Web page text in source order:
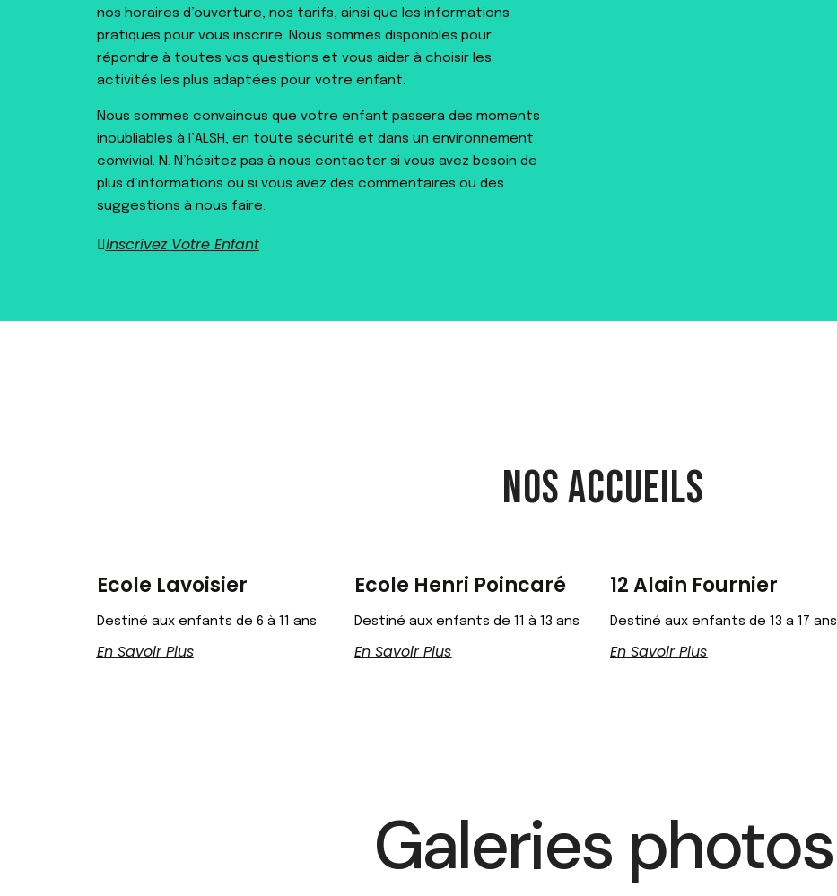
nos horaires d’ouverture, nos tarifs, ainsi que les informations
pratiques pour vous inscrire. Nous sommes disponibles pour
répondre à toutes vos questions et vous aider à choisir les
activités les plus adaptées pour votre enfant.
Nous sommes convaincus que votre enfant passera des moments
inoubliables à l’ALSH, en toute sécurité et dans un environnement
convivial. N. N’hésitez pas à nous contacter si vous avez besoin de
plus d’informations ou si vous avez des commentaires ou des
suggestions à nous faire.
Inscrivez Votre Enfant
NOS ACCUEILS
Ecole Lavoisier
Destiné aux enfants de 6 à 11 ans
En Savoir Plus
Ecole Henri Poincaré
Destiné aux enfants de 11 à 13 ans
En Savoir Plus
12 Alain Fournier
Destiné aux enfants de 13 a 17 ans
En Savoir Plus
Galeries photos